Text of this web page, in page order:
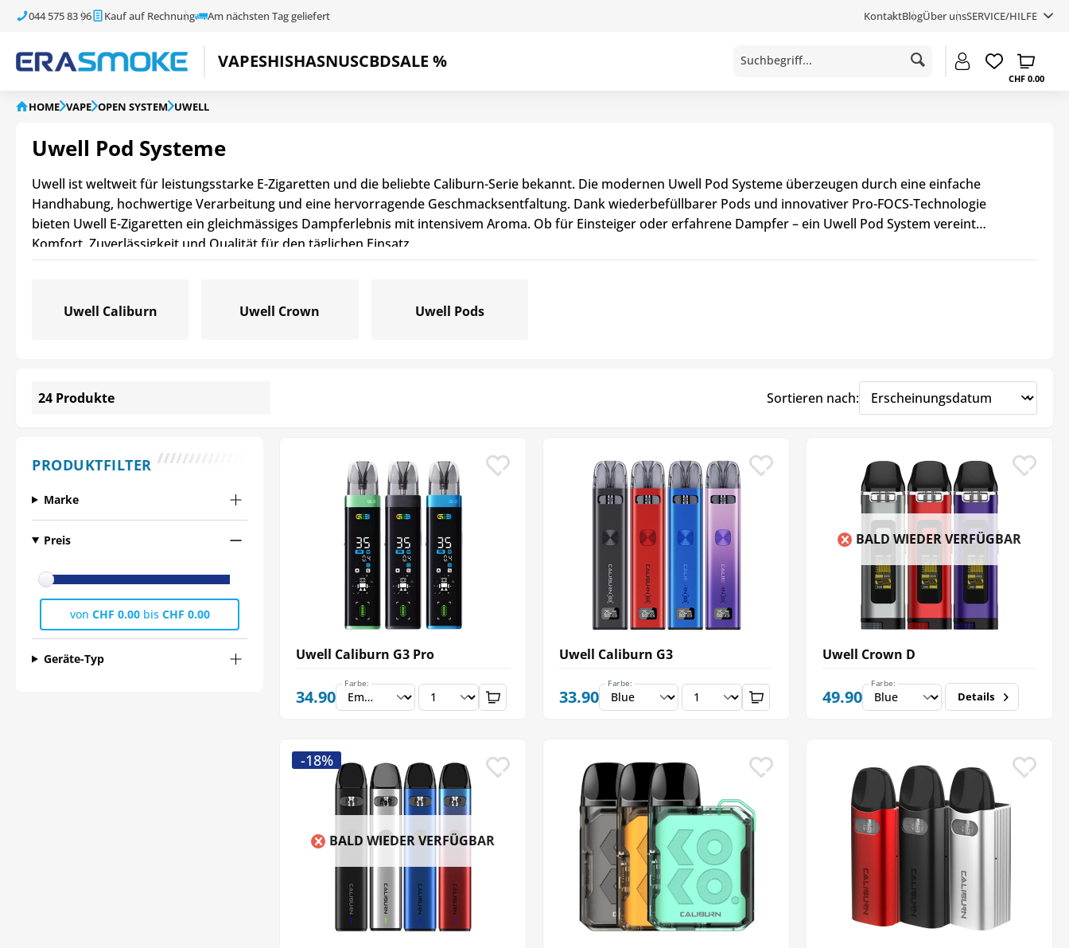
044 575 83 96 Kauf auf Rechnung Am nächsten Tag geliefert KontaktBlogÜber unsSERVICE/HILFE
VAPESHISHASNUSCBDSALE %
CHF 0.00
HOME VAPE OPEN SYSTEM UWELL
Uwell Pod Systeme
Uwell ist weltweit für leistungsstarke E-Zigaretten und die beliebte Caliburn-Serie bekannt. Die modernen Uwell Pod Systeme überzeugen durch eine einfache
Handhabung, hochwertige Verarbeitung und eine hervorragende Geschmacksentfaltung. Dank wiederbefüllbarer Pods und innovativer Pro-FOCS-Technologie
bieten Uwell E-Zigaretten ein gleichmässiges Dampferlebnis mit intensivem Aroma. Ob für Einsteiger oder erfahrene Dampfer – ein Uwell Pod System vereint
Komfort, Zuverlässigkeit und Qualität für den täglichen Einsatz.
Uwell Caliburn Uwell Crown Uwell Pods
24 Produkte Sortieren nach:
PRODUKTFILTER
Marke
Preis
von CHF 0.00bis CHF 0.00
Geräte-Typ Uwell Caliburn G3 Pro
34.90
Farbe:
Uwell Caliburn G3
33.90
Farbe:
BALD WIEDER VERFÜGBAR
Uwell Crown D
49.90
Farbe:
Details
BALD WIEDER VERFÜGBAR
-18%